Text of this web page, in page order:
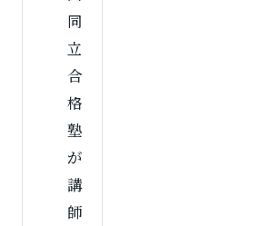
同
立
合
格
塾
が
講
師